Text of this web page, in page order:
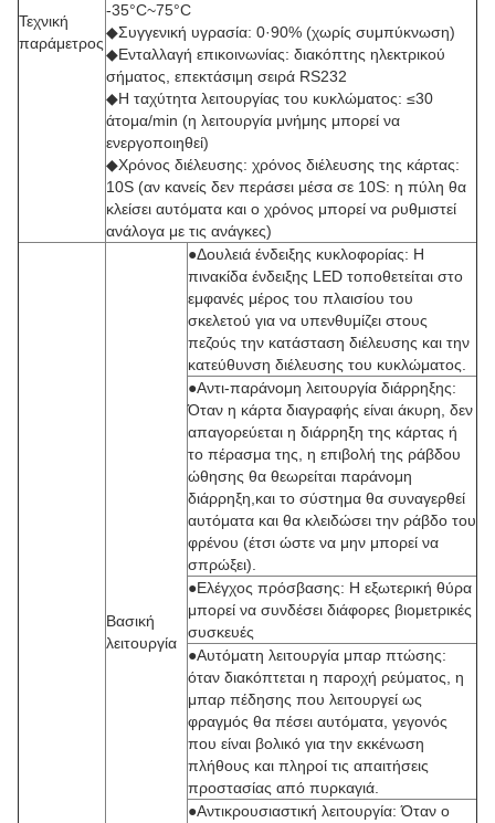
Τεχνική
παράμετρος
-35°C~75°C
◆Συγγενική υγρασία: 0·90% (χωρίς συμπύκνωση)
◆Ενταλλαγή επικοινωνίας: διακόπτης ηλεκτρικού
σήματος, επεκτάσιμη σειρά RS232
◆Η ταχύτητα λειτουργίας του κυκλώματος: ≤30
άτομα/min (η λειτουργία μνήμης μπορεί να
ενεργοποιηθεί)
◆Χρόνος διέλευσης: χρόνος διέλευσης της κάρτας:
10S (αν κανείς δεν περάσει μέσα σε 10S: η πύλη θα
κλείσει αυτόματα και ο χρόνος μπορεί να ρυθμιστεί
ανάλογα με τις ανάγκες)
Βασική
λειτουργία
●Δουλειά ένδειξης κυκλοφορίας: Η
πινακίδα ένδειξης LED τοποθετείται στο
εμφανές μέρος του πλαισίου του
σκελετού για να υπενθυμίζει στους
πεζούς την κατάσταση διέλευσης και την
κατεύθυνση διέλευσης του κυκλώματος.
●Αντι-παράνομη λειτουργία διάρρηξης:
Όταν η κάρτα διαγραφής είναι άκυρη, δεν
απαγορεύεται η διάρρηξη της κάρτας ή
το πέρασμα της, η επιβολή της ράβδου
ώθησης θα θεωρείται παράνομη
διάρρηξη,και το σύστημα θα συναγερθεί
αυτόματα και θα κλειδώσει την ράβδο του
φρένου (έτσι ώστε να μην μπορεί να
σπρώξει).
●Ελέγχος πρόσβασης: Η εξωτερική θύρα
μπορεί να συνδέσει διάφορες βιομετρικές
συσκευές
●Αυτόματη λειτουργία μπαρ πτώσης:
όταν διακόπτεται η παροχή ρεύματος, η
μπαρ πέδησης που λειτουργεί ως
φραγμός θα πέσει αυτόματα, γεγονός
που είναι βολικό για την εκκένωση
πλήθους και πληροί τις απαιτήσεις
προστασίας από πυρκαγιά.
●Αντικρουσιαστική λειτουργία: Όταν ο